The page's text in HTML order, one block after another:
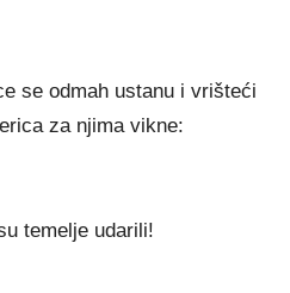
se odmah ustanu i vrišteći
za njima vikne:
temelje udarili!